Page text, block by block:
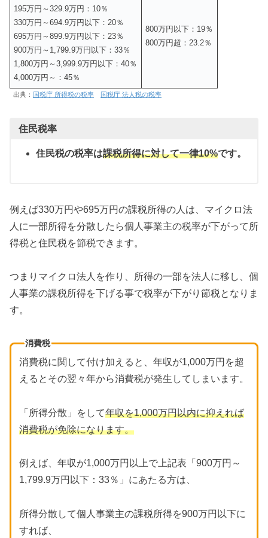
195万円～329.9万円：10％
330万円～694.9万円以下：20％
695万円～899.9万円以下：23％
900万円～1,799.9万円以下：33％
1,800万円～3,999.9万円以下：40％
4,000万円～：45％
800万円以下：19％
800万円超：23.2％
出典： 国税庁 所得税の税率 国税庁 法人税の税率
住民税率
住民税の税率は課税所得に対して一律10%です。
例えば330万円や695万円の課税所得の人は、マイクロ法
人に一部所得を分散したら個人事業主の税率が下がって所
得税と住民税を節税できます。
つまりマイクロ法人を作り、所得の一部を法人に移し、個
人事業の課税所得を下げる事で税率が下がり節税となりま
す。
消費税
消費税に関して付け加えると、年収が1,000万円を超
えるとその翌々年から消費税が発生してしまいます。
「所得分散」をして年収を1,000万円以内に抑えれば
消費税が免除になります。
例えば、年収が1,000万円以上で上記表「900万円～
1,799.9万円以下：33％」にあたる方は、
所得分散して個人事業主の課税所得を900万円以下に
すれば、